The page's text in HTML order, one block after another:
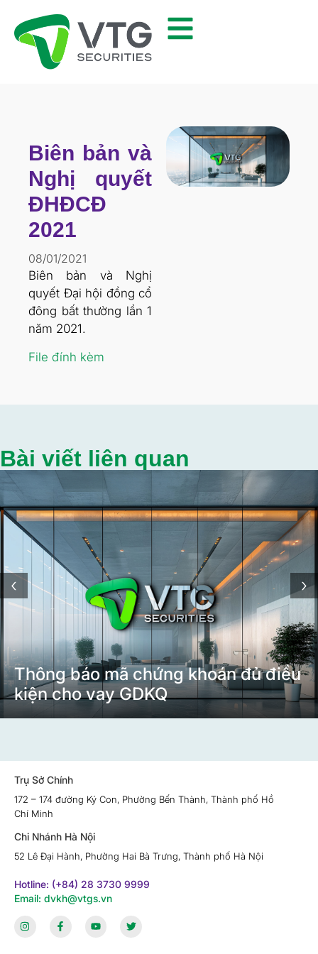
Biên bản và
Nghị quyết
ĐHĐCĐ
2021
08/01/2021
Biên bản và Nghị
quyết Đại hội đồng cổ
đông bất thường lần 1
năm 2021.
File đính kèm
Bài viết liên quan
Thông báo mã chứng khoán đủ điều
kiện cho vay GDKQ
‹ ›
Trụ Sở Chính
172 – 174 đường Ký Con, Phường Bến Thành, Thành phố Hồ
Chí Minh
Chi Nhánh Hà Nội
52 Lê Đại Hành, Phường Hai Bà Trưng, Thành phố Hà Nội
Hotline: (+84) 28 3730 9999
Email: dvkh@vtgs.vn